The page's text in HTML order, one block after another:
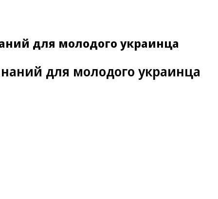
для молодого украинца
для молодого украинца